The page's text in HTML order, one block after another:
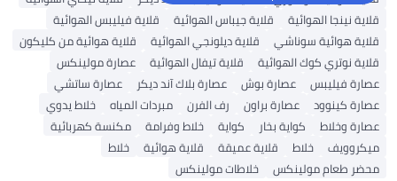
قلاية نينجا الهوائية
قلاية جيباس الهوائية
قلاية فيليبس الهوائية
قلاية هوائية سوناشي
قلاية ديلونجي الهوائية
قلاية هوائية من كليكون
قلاية نوتري كوك الهوائية
قلاية تيفال الهوائية
عصارة مولينكس
عصارة فيليبس
عصارة بوش عصارة بلاك آند ديكر
عصارة ساتشي
عصارة كينوود
عصارة براون رف الفرن مبردات المياه
خلاط يدوي
عصارة وخلاط
كواية بخار كواية خلاط وفرامة
مكنسة كهربائية
ميكروويف
خلاط قلاية عميقة قلاية هوائية
خلاط
محضر طعام مولينكس
خلاطات مولينكس